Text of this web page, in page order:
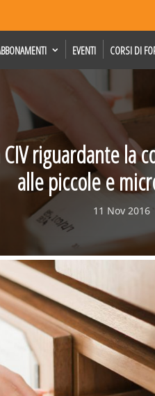
EVENTI CORSI DI
riguardante la
alle piccole e
11 Nov 2016